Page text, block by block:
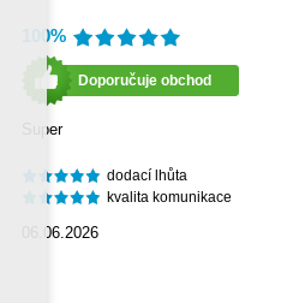
100%
Doporučuje obchod
Super
dodací lhůta
kvalita komunikace
06.06.2026